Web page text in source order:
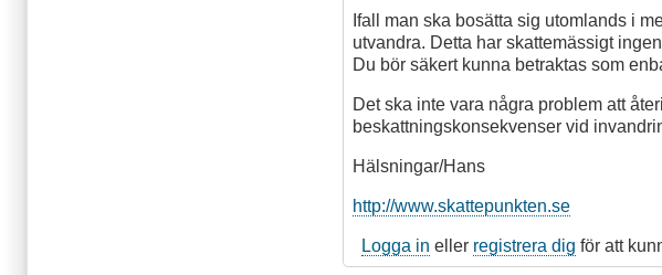
Ifall man ska bosätta sig utomlands i
utvandra. Detta har skattemässigt
Du bör säkert kunna betraktas som
Det ska inte vara några problem att
beskattningskonsekvenser vid
Hälsningar/Hans
http://www.skattepunkten.se
Logga in eller registrera dig för att